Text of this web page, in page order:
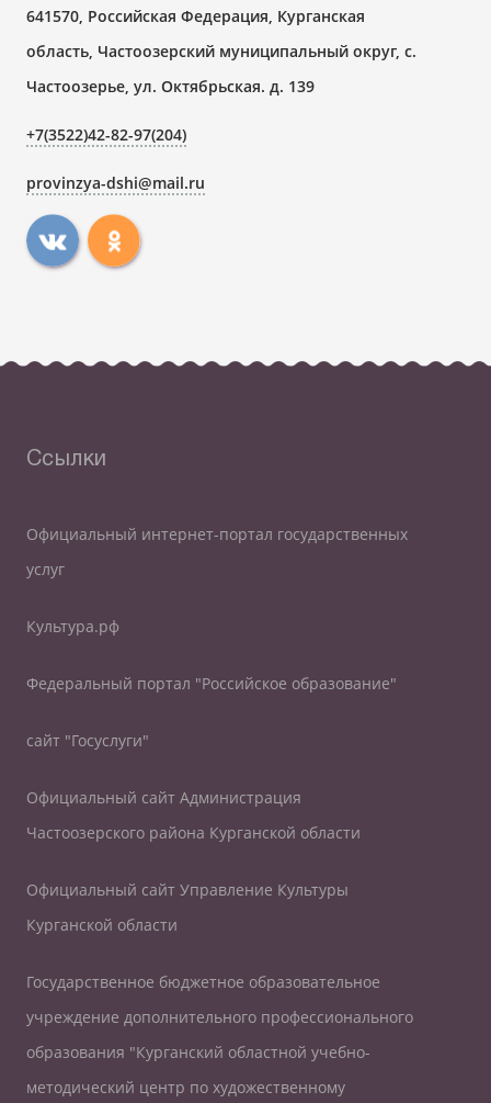
641570, Российская Федерация, Курганская
область, Частоозерский муниципальный округ, с.
Частоозерье, ул. Октябрьская. д. 139
+7(3522)42-82-97(204)
provinzya-dshi@mail.ru
Ссылки
Официальный интернет-портал государственных
услуг
Культура.рф
Федеральный портал "Российское образование"
сайт "Госуслуги"
Официальный сайт Администрация
Частоозерского района Курганской области
Официальный сайт Управление Культуры
Курганской области
Государственное бюджетное образовательное
учреждение дополнительного профессионального
образования "Курганский областной учебно-
методический центр по художественному